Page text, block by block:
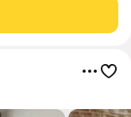
остановки,